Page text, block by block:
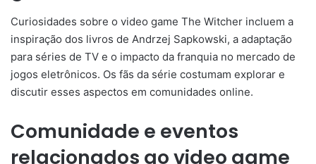
Curiosidades sobre o video game The Witcher incluem a
inspiração dos livros de Andrzej Sapkowski, a adaptação
para séries de TV e o impacto da franquia no mercado de
jogos eletrônicos. Os fãs da série costumam explorar e
discutir esses aspectos em comunidades online.
Comunidade e eventos
relacionados ao video game